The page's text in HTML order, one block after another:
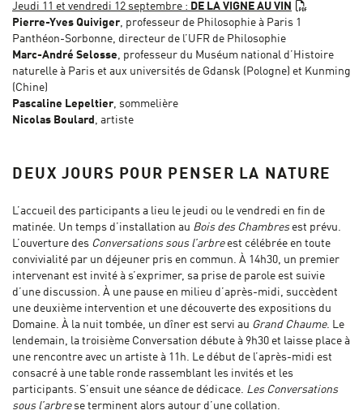
Jeudi 11 et vendredi 12 septembre : DE LA VIGNE AU VIN
Pierre-Yves Quiviger, professeur de Philosophie à Paris 1
Panthéon-Sorbonne, directeur de l’UFR de Philosophie
Marc-André Selosse, professeur du Muséum national d’Histoire
naturelle à Paris et aux universités de Gdansk (Pologne) et Kunming
(Chine)
Pascaline Lepeltier, sommelière
Nicolas Boulard , artiste
DEUX JOURS POUR PENSER LA NATURE
L’accueil des participants a lieu le jeudi ou le vendredi en fin de
matinée. Un temps d’installation au Bois des Chambres est prévu.
L’ouverture des Conversations sous l’arbreest célébrée en toute
convivialité par un déjeuner pris en commun. À 14h30, un premier
intervenant est invité à s’exprimer, sa prise de parole est suivie
d’une discussion. À une pause en milieu d’après-midi, succèdent
une deuxième intervention et une découverte des expositions du
Domaine. À la nuit tombée, un dîner est servi au Grand Chaume. Le
lendemain, la troisième Conversation débute à 9h30 et laisse place à
une rencontre avec un artiste à 11h. Le début de l’après-midi est
consacré à une table ronde rassemblant les invités et les
participants. S’ensuit une séance de dédicace. Les Conversations
sous l’arbre se terminent alors autour d’une collation.